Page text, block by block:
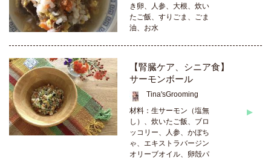
き卵、人参、大根、炊い
たご飯、すりごま、ごま
油、お水
【腎臓ケア、シニア食】
サーモンボール
Tina'sGrooming
材料：生サーモン（塩無
し）、炊いたご飯、ブロ
ッコリー、人参、かぼち
ゃ、エキストラバージン
オリーブオイル、卵殻パ